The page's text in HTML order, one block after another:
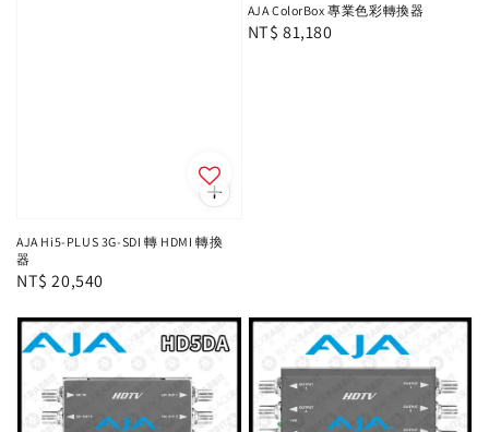
AJA Hi5-PLUS 3G-SDI 轉 HDMI 轉換
器
Regular
NT$ 20,540
AJA ColorBox 專業色彩轉換器
Regular
NT$ 81,180